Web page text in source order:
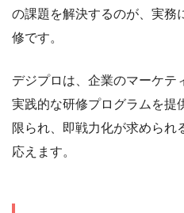
の課題を解決するのが、実務
修です。
デジプロは、企業のマーケテ
実践的な研修プログラムを提
限られ、即戦力化が求められ
応えます。